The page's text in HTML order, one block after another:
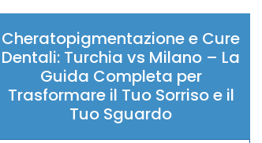
Cheratopigmentazione e Cure
Dentali: Turchia vs Milano – La
Guida Completa per
Trasformare il Tuo Sorriso e il
Tuo Sguardo